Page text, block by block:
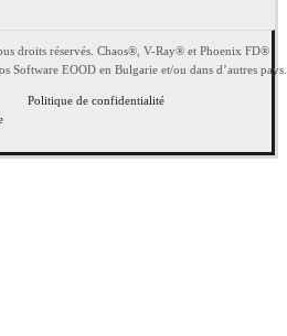
droits réservés. Chaos®, V-Ray® et Phoenix FD®
Software EOOD en Bulgarie et/ou dans d’autres pays.
Politique de confidentialité